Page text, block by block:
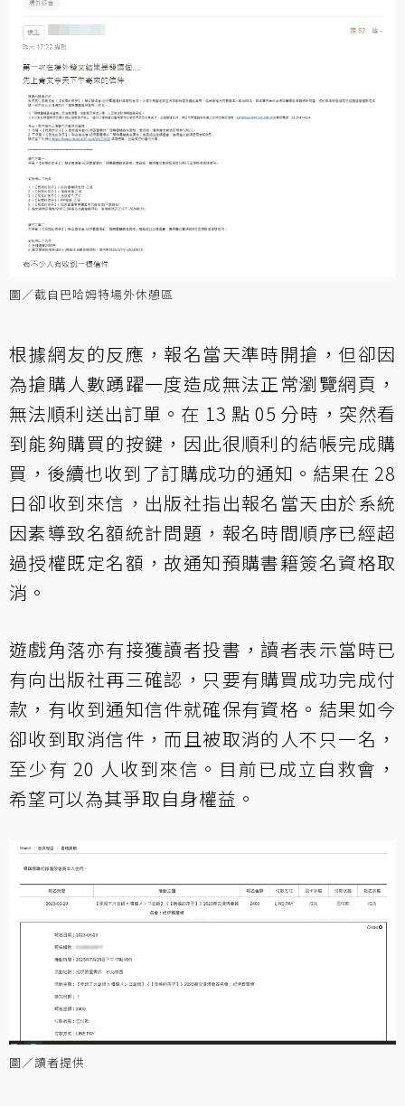
圖／截自巴哈姆特場外休憩區
根據網友的反應，報名當天準時開搶，但卻因
為搶購人數踴躍一度造成無法正常瀏覽網頁，
無法順利送出訂單。在 13 點 05 分時，突然看
到能夠購買的按鍵，因此很順利的結帳完成購
買，後續也收到了訂購成功的通知。結果在 28
日卻收到來信，出版社指出報名當天由於系統
因素導致名額統計問題，報名時間順序已經超
過授權既定名額，故通知預購書籍簽名資格取
消。
遊戲角落亦有接獲讀者投書，讀者表示當時已
有向出版社再三確認，只要有購買成功完成付
款，有收到通知信件就確保有資格。結果如今
卻收到取消信件，而且被取消的人不只一名，
至少有 20 人收到來信。目前已成立自救會，
希望可以為其爭取自身權益。
圖／讀者提供